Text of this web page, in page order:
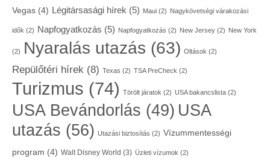
Vegas (4) Légitársasági hírek (5) Maui (2) Nagykövetségi várakozási
idők (2) Napfogyatkozás (5) Napfogyatkozás (2) New Jersey (2) New York
(2) Nyaralás utazás (63) Oltások (2)
Repülőtéri hírek (8) Texas (2) TSA PreCheck (2)
Turizmus (74) Törölt járatok (2) USA bakancslista (2)
USA Bevándorlás (49) USA
utazás (56) Utazási biztosítás (2) Vízummentességi
program (4) Walt Disney World (3) Üzleti vízumok (2)